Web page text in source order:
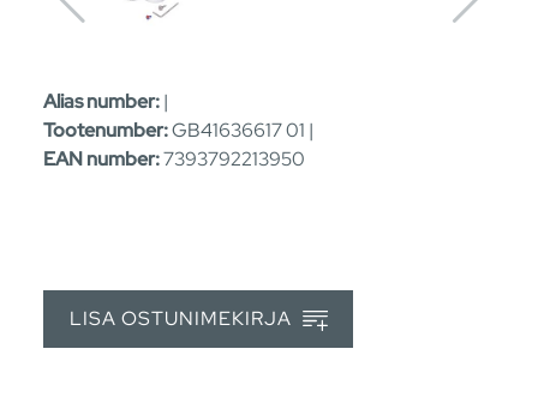
Alias number:|
Tootenumber:GB41636617 01 |
EAN number:7393792213950
LISA OSTUNIMEKIRJA